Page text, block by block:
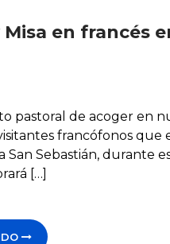
en francés
pastoral de acoger en
francófonos que
San Sebastián, durante
[…]